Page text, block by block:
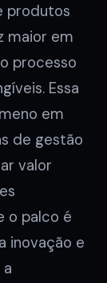
produtos
maior em
processo
Essa
em
de gestão
valor
o palco é
inovação e